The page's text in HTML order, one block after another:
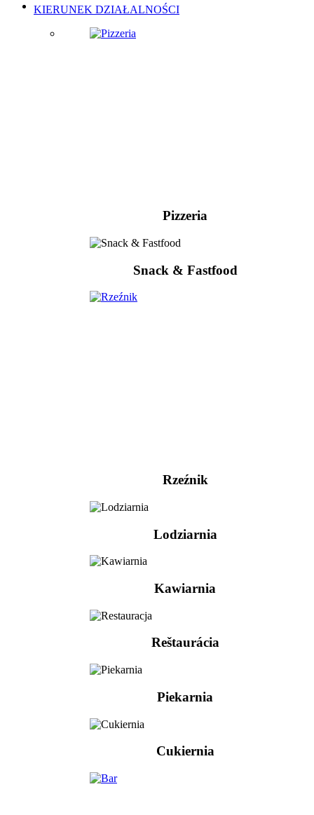
KIERUNEK DZIAŁALNOŚCI
Pizzeria
Snack & Fastfood
Rzeźnik
Lodziarnia
Kawiarnia
Reštaurácia
Piekarnia
Cukiernia